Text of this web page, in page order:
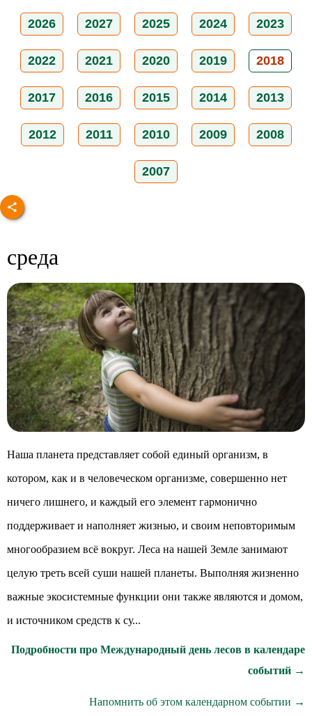
2026 2027 2025 2024 2023
2022 2021 2020 2019 2018
2017 2016 2015 2014 2013
2012 2011 2010 2009 2008
2007
среда
Наша планета представляет собой единый организм, в
котором, как и в человеческом организме, совершенно нет
ничего лишнего, и каждый его элемент гармонично
поддерживает и наполняет жизнью, и своим неповторимым
многообразием всё вокруг. Леса на нашей Земле занимают
целую треть всей суши нашей планеты. Выполняя жизненно
важные экосистемные функции они также являются и домом,
и источником средств к су...
Подробности про Международный день лесов в календаре
событий →
Напомнить об этом календарном событии →